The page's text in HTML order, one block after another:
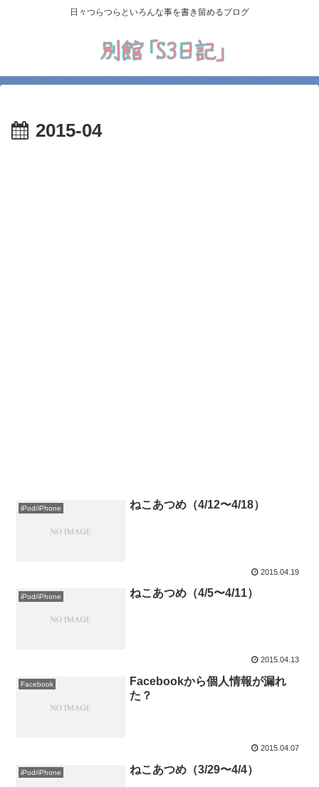
日々つらつらといろんな事を書き留めるブログ
2015-04
iPod/iPhone ねこあつめ（4/12〜4/18）
2015.04.19
iPod/iPhone ねこあつめ（4/5〜4/11）
2015.04.13
Facebook
Facebookから個人情報が漏れ
た？
2015.04.07
iPod/iPhone ねこあつめ（3/29〜4/4）